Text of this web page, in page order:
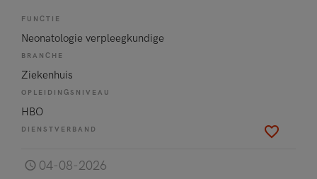
FUNCTIE
Neonatologie verpleegkundige
BRANCHE
Ziekenhuis
OPLEIDINGSNIVEAU
HBO
DIENSTVERBAND
04-08-2026